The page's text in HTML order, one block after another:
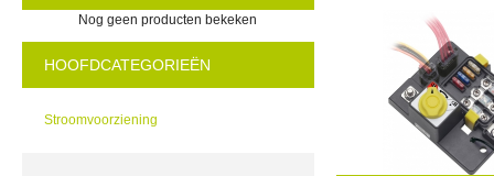
Nog geen producten bekeken
HOOFDCATEGORIEËN
Stroomvoorziening